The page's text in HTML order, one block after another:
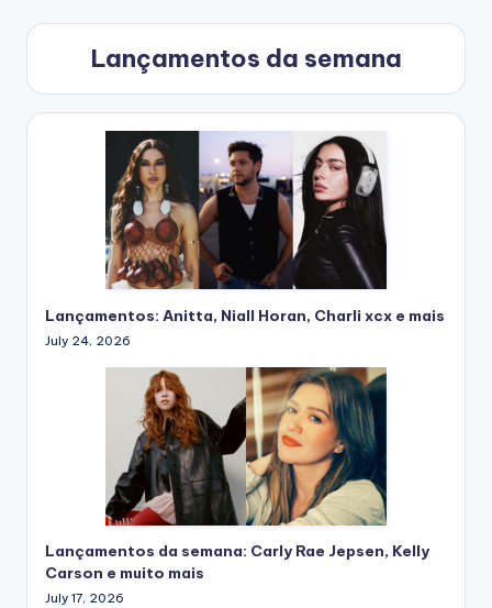
Lançamentos da semana
Lançamentos: Anitta, Niall Horan, Charli xcx e mais
July 24, 2026
Lançamentos da semana: Carly Rae Jepsen, Kelly
Carson e muito mais
July 17, 2026